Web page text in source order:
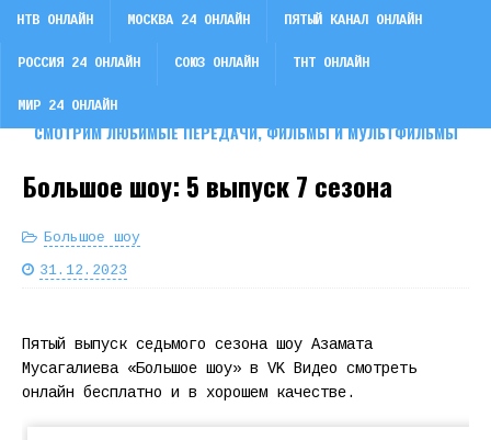
СМОТРИМ ЛЮБИМЫЕ ПЕРЕДАЧИ, ФИЛЬМЫ И МУЛЬТФИЛЬМЫ
НТВ ОНЛАЙН МОСКВА 24 ОНЛАЙН ПЯТЫЙ КАНАЛ ОНЛАЙН
РОССИЯ 24 ОНЛАЙН СОЮЗ ОНЛАЙН ТНТ ОНЛАЙН
МИР 24 ОНЛАЙН
Большое шоу: 5 выпуск 7 сезона
Большое шоу
31.12.2023
Пятый выпуск седьмого сезона шоу Азамата
Мусагалиева «Большое шоу» в VK Видео смотреть
онлайн бесплатно и в хорошем качестве.